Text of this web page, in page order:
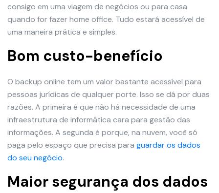
consigo em uma viagem de negócios ou para casa
quando for fazer home office. Tudo estará acessível de
uma maneira prática e simples.
Bom custo-benefício
O backup online tem um valor bastante acessível para
pessoas jurídicas de qualquer porte. Isso se dá por duas
razões. A primeira é que não há necessidade de uma
infraestrutura de informática cara para gestão das
informações. A segunda é porque, na nuvem, você só
paga pelo espaço que precisa para guardar os dados
do seu negócio.
Maior segurança dos dados